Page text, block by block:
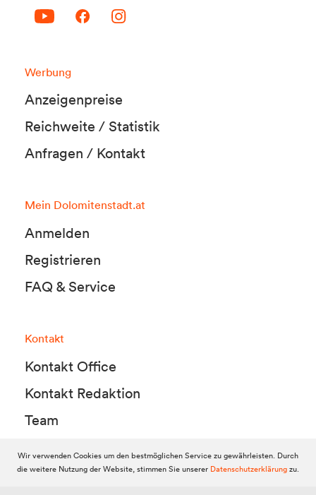
Werbung
Anzeigenpreise
Reichweite / Statistik
Anfragen / Kontakt
Mein Dolomitenstadt.at
Anmelden
Registrieren
FAQ & Service
Kontakt
Kontakt Office
Kontakt Redaktion
Team
© 2010-2026 Dolomitenstadt.at
Wir verwenden Cookies um den bestmöglichen Service zu gewährleisten. Durch
die weitere Nutzung der Website, stimmen Sie unserer Datenschutzerklärungzu.